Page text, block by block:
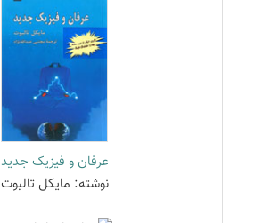
عرفان و فیزیک جدید
نوشته: مایکل تالبوت